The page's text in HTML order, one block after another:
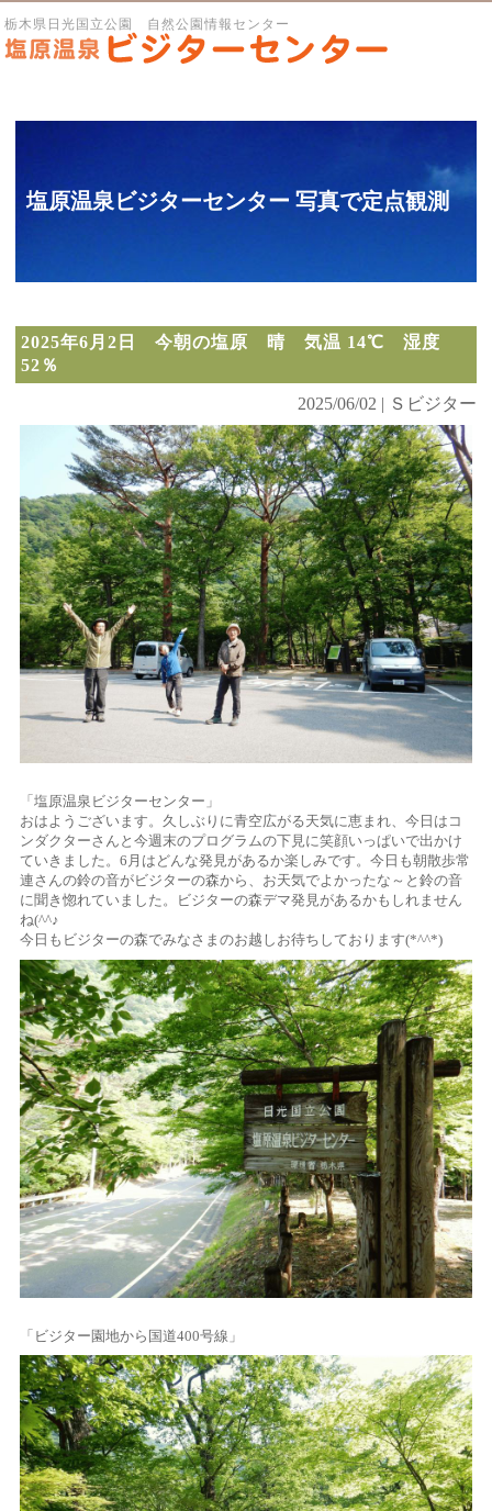
栃木県日光国立公園 自然公園情報センター
塩原温泉ビジターセンター 写真で定点観測
2025年6月2日 今朝の塩原 晴 気温 14℃ 湿度
52％
2025/06/02 | Ｓビジター
「塩原温泉ビジターセンター」
おはようございます。久しぶりに青空広がる天気に恵まれ、今日はコ
ンダクターさんと今週末のプログラムの下見に笑顔いっぱいで出かけ
ていきました。6月はどんな発見があるか楽しみです。今日も朝散歩常
連さんの鈴の音がビジターの森から、お天気でよかったな～と鈴の音
に聞き惚れていました。ビジターの森デマ発見があるかもしれません
ね(^^♪
今日もビジターの森でみなさまのお越しお待ちしております(*^^*)
「ビジター園地から国道400号線」